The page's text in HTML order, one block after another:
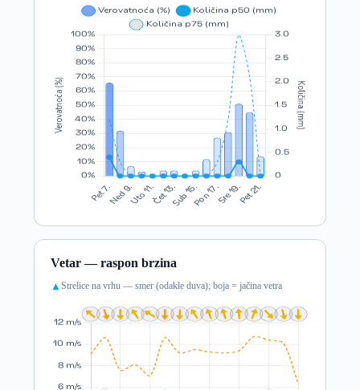
Vetar — raspon brzina
▲ Strelice na vrhu — smer (odakle duva); boja = jačina vetra